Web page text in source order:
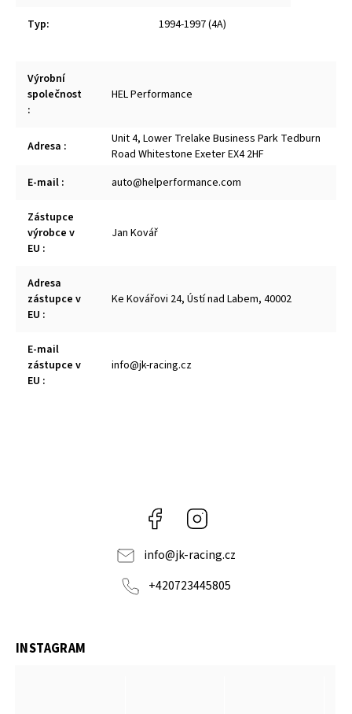
Typ: 1994-1997 (4A)
Výrobní
společnost
:
HEL Performance
Adresa :
Unit 4, Lower Trelake Business Park Tedburn
Road Whitestone Exeter EX4 2HF
E-mail : auto@helperformance.com
Zástupce
výrobce v
EU :
Jan Kovář
Adresa
zástupce v
EU :
Ke Kovářovi 24, Ústí nad Labem, 40002
E-mail
zástupce v
EU :
info@jk-racing.cz
Facebook
info@jk-racing.cz
+420723445805
INSTAGRAM